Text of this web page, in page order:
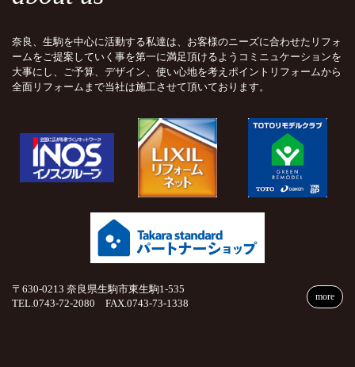
奈良、生駒を中心に活動する私達は、お客様のニーズに合わせたリフォ
ームをご提案していく事を第一に満足頂けるようコミニュケーションを
大事にし、ご予算、デザイン、使い心地を考えポイントリフォームから
全面リフォームまで当社は施工させて頂いております。
〒630-0213 奈良県生駒市東生駒1-535
TEL.0743-72-2080 FAX.0743-73-1338
more